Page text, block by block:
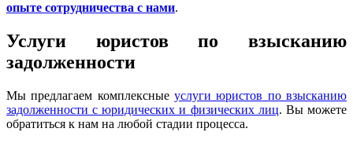
опыте сотрудничества с нами.
Услуги юристов по взысканию
задолженности
Мы предлагаем комплексные услуги юристов по взысканию
задолженности с юридических и физических лиц. Вы можете
обратиться к нам на любой стадии процесса.